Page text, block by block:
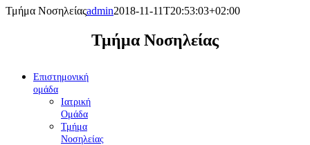
Τμήμα Νοσηλείαςadmin2018-11-11T20:53:03+02:00
Τμήμα Νοσηλείας
Επιστημονική
ομάδα
Ιατρική
Ομάδα
Τμήμα
Νοσηλείας